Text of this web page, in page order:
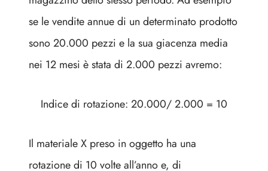
se le vendite annue di un determinato prodotto
sono 20.000 pezzi e la sua giacenza media
nei 12 mesi è stata di 2.000 pezzi avremo:
Indice di rotazione: 20.000/ 2.000 = 10
Il materiale X preso in oggetto ha una
rotazione di 10 volte all’anno e, di